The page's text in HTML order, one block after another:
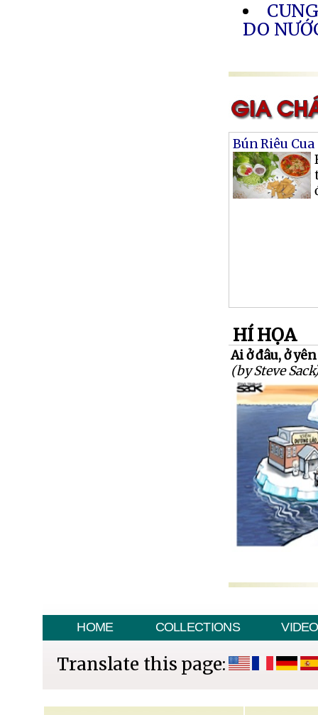
DO
Bún Riêu Cua
HÍ HỌA
Ai ở đâu, ở
(by Steve
HOME COLLECTIONS VIDEO
Translate this page: